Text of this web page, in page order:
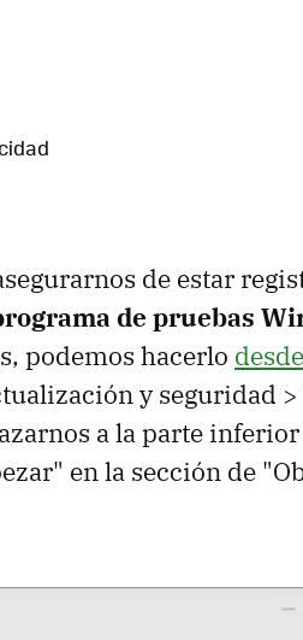
de estar
de pruebas
podemos hacerlo
y seguridad
a la parte
en la sección de